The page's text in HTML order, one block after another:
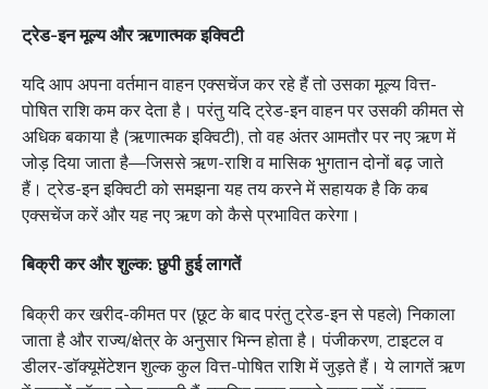
ट्रेड-इन मूल्य और ऋणात्मक इक्विटी
यदि आप अपना वर्तमान वाहन एक्सचेंज कर रहे हैं तो उसका मूल्य वित्त-
पोषित राशि कम कर देता है। परंतु यदि ट्रेड-इन वाहन पर उसकी कीमत से
अधिक बकाया है (ऋणात्मक इक्विटी), तो वह अंतर आमतौर पर नए ऋण में
जोड़ दिया जाता है—जिससे ऋण-राशि व मासिक भुगतान दोनों बढ़ जाते
हैं। ट्रेड-इन इक्विटी को समझना यह तय करने में सहायक है कि कब
एक्सचेंज करें और यह नए ऋण को कैसे प्रभावित करेगा।
बिक्री कर और शुल्क: छुपी हुई लागतें
बिक्री कर खरीद-कीमत पर (छूट के बाद परंतु ट्रेड-इन से पहले) निकाला
जाता है और राज्य/क्षेत्र के अनुसार भिन्न होता है। पंजीकरण, टाइटल व
डीलर-डॉक्यूमेंटेशन शुल्क कुल वित्त-पोषित राशि में जुड़ते हैं। ये लागतें ऋण